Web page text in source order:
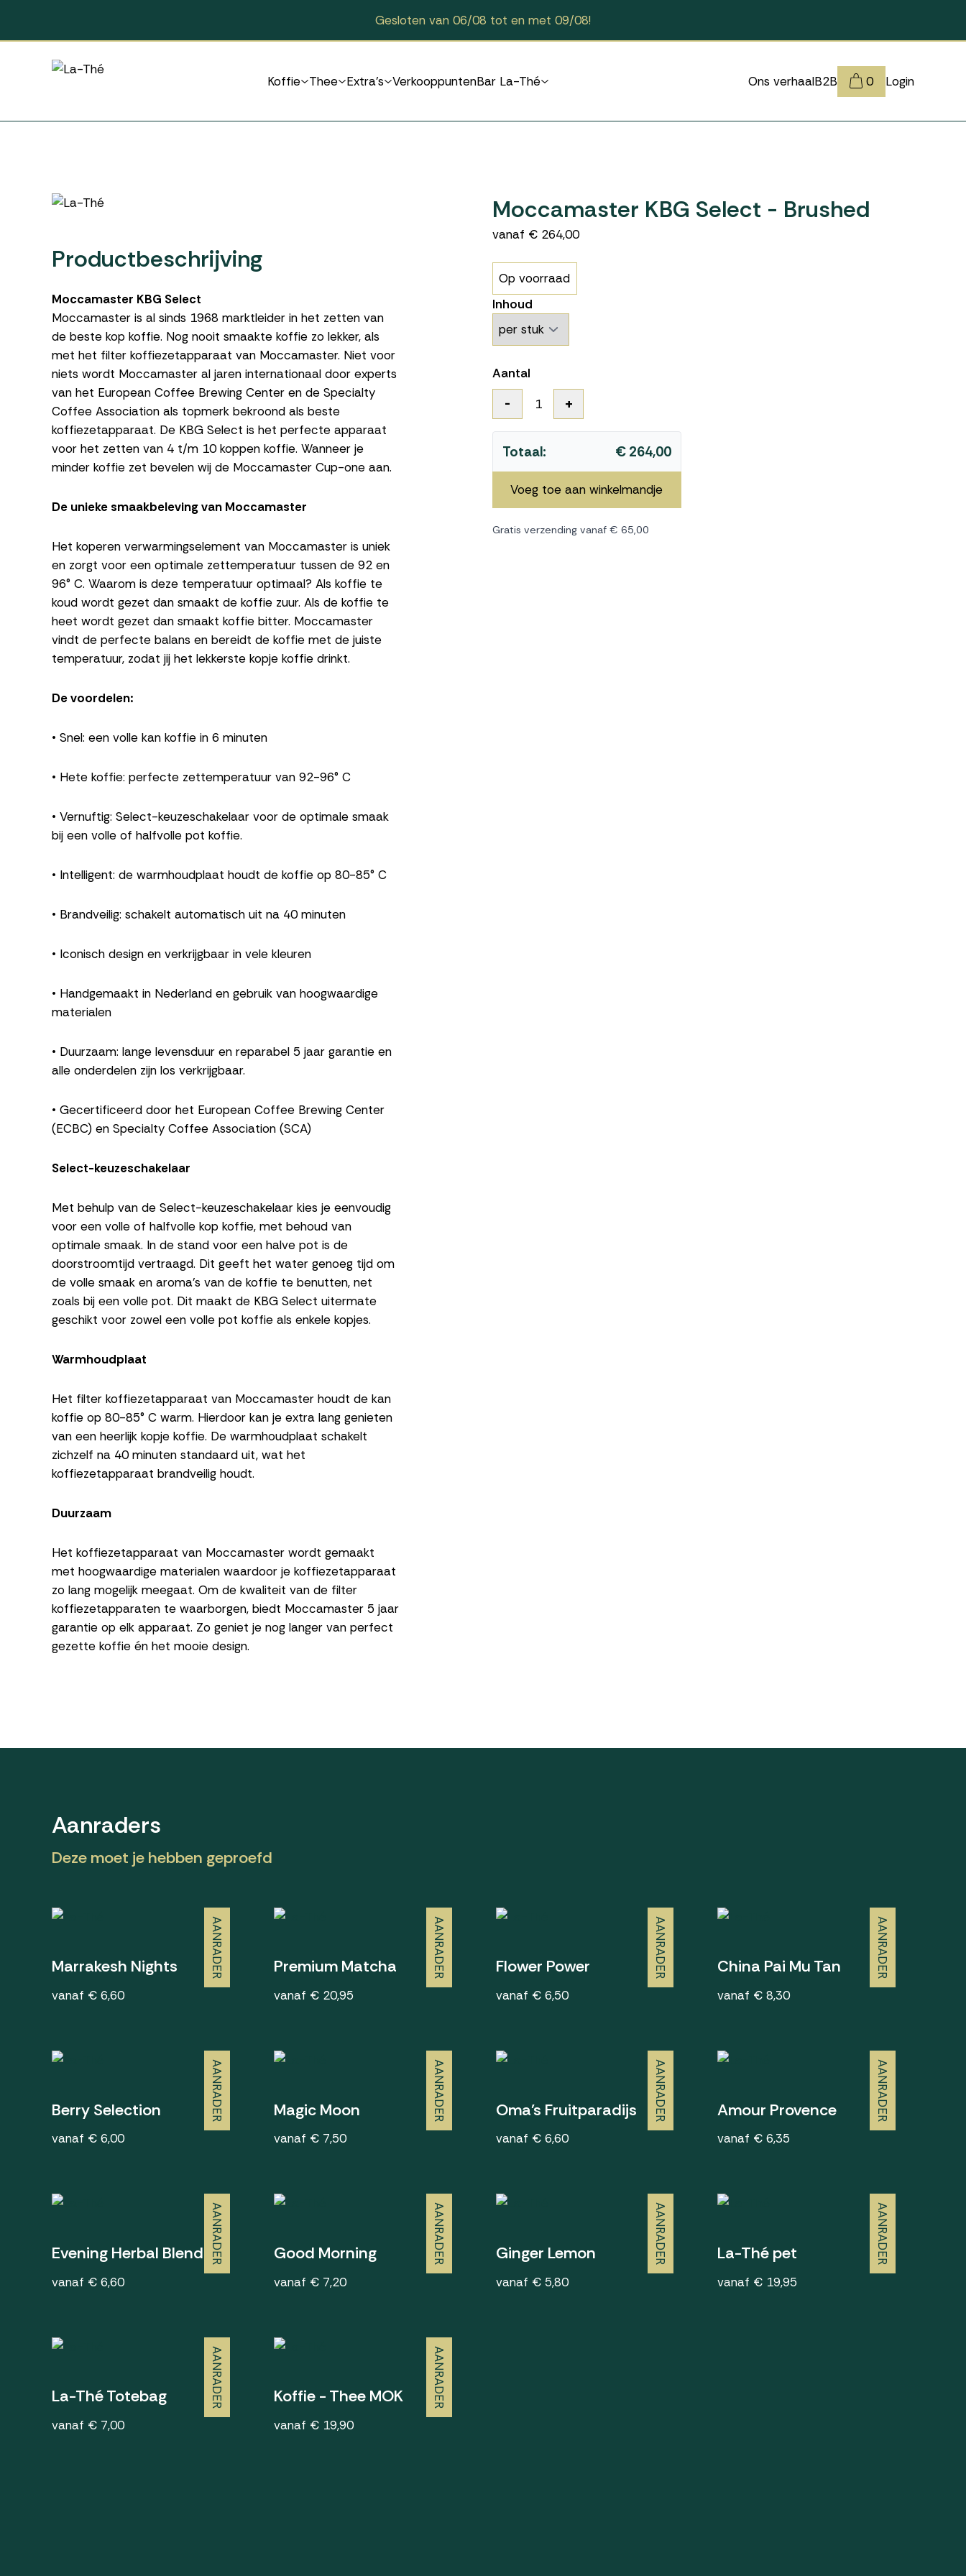
Gesloten van 06/08 tot en met 09/08!
Koffie Thee Extra's VerkooppuntenBar La-Thé Ons verhaalB2B 0 Login
Productbeschrijving
Moccamaster KBG Select
Moccamaster is al sinds 1968 marktleider in het zetten van
de beste kop koffie. Nog nooit smaakte koffie zo lekker, als
met het filter koffiezetapparaat van Moccamaster. Niet voor
niets wordt Moccamaster al jaren internationaal door experts
van het European Coffee Brewing Center en de Specialty
Coffee Association als topmerk bekroond als beste
koffiezetapparaat. De KBG Select is het perfecte apparaat
voor het zetten van 4 t/m 10 koppen koffie. Wanneer je
minder koffie zet bevelen wij de Moccamaster Cup-one aan.
De unieke smaakbeleving van Moccamaster
Het koperen verwarmingselement van Moccamaster is uniek
en zorgt voor een optimale zettemperatuur tussen de 92 en
96° C. Waarom is deze temperatuur optimaal? Als koffie te
koud wordt gezet dan smaakt de koffie zuur. Als de koffie te
heet wordt gezet dan smaakt koffie bitter. Moccamaster
vindt de perfecte balans en bereidt de koffie met de juiste
temperatuur, zodat jij het lekkerste kopje koffie drinkt.
De voordelen:
• Snel: een volle kan koffie in 6 minuten
• Hete koffie: perfecte zettemperatuur van 92-96° C
• Vernuftig: Select-keuzeschakelaar voor de optimale smaak
bij een volle of halfvolle pot koffie.
• Intelligent: de warmhoudplaat houdt de koffie op 80-85° C
• Brandveilig: schakelt automatisch uit na 40 minuten
• Iconisch design en verkrijgbaar in vele kleuren
• Handgemaakt in Nederland en gebruik van hoogwaardige
materialen
• Duurzaam: lange levensduur en reparabel 5 jaar garantie en
alle onderdelen zijn los verkrijgbaar.
• Gecertificeerd door het European Coffee Brewing Center
(ECBC) en Specialty Coffee Association (SCA)
Select-keuzeschakelaar
Met behulp van de Select-keuzeschakelaar kies je eenvoudig
voor een volle of halfvolle kop koffie, met behoud van
optimale smaak. In de stand voor een halve pot is de
doorstroomtijd vertraagd. Dit geeft het water genoeg tijd om
de volle smaak en aroma’s van de koffie te benutten, net
zoals bij een volle pot. Dit maakt de KBG Select uitermate
geschikt voor zowel een volle pot koffie als enkele kopjes.
Warmhoudplaat
Het filter koffiezetapparaat van Moccamaster houdt de kan
koffie op 80-85° C warm. Hierdoor kan je extra lang genieten
van een heerlijk kopje koffie. De warmhoudplaat schakelt
zichzelf na 40 minuten standaard uit, wat het
koffiezetapparaat brandveilig houdt.
Duurzaam
Het koffiezetapparaat van Moccamaster wordt gemaakt
met hoogwaardige materialen waardoor je koffiezetapparaat
zo lang mogelijk meegaat. Om de kwaliteit van de filter
koffiezetapparaten te waarborgen, biedt Moccamaster 5 jaar
garantie op elk apparaat. Zo geniet je nog langer van perfect
gezette koffie én het mooie design.
Moccamaster KBG Select - Brushed
vanaf € 264,00
Op voorraad
Inhoud
Aantal
- 1 +
Totaal: € 264,00
Voeg toe aan winkelmandje
Gratis verzending vanaf € 65,00
Aanraders
Deze moet je hebben geproefd
AANRADER
Marrakesh Nights
vanaf € 6,60
AANRADER
Premium Matcha
vanaf € 20,95
AANRADER
Flower Power
vanaf € 6,50
AANRADER
China Pai Mu Tan
vanaf € 8,30
AANRADER
Berry Selection
vanaf € 6,00
AANRADER
Magic Moon
vanaf € 7,50
AANRADER
Oma's Fruitparadijs
vanaf € 6,60
AANRADER
Amour Provence
vanaf € 6,35
AANRADER
Evening Herbal Blend
vanaf € 6,60
AANRADER
Good Morning
vanaf € 7,20
AANRADER
Ginger Lemon
vanaf € 5,80
AANRADER
La-Thé pet
vanaf € 19,95
AANRADER
La-Thé Totebag
vanaf € 7,00
AANRADER
Koffie - Thee MOK
vanaf € 19,90